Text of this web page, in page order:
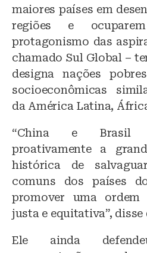
maiores países em
regiões e
protagonismo das
chamado Sul Global –
designa nações
socioeconômicas
da América Latina,
“China e Brasil
proativamente a
histórica de
comuns dos países
promover uma ordem
justa e equitativa”,
Ele ainda